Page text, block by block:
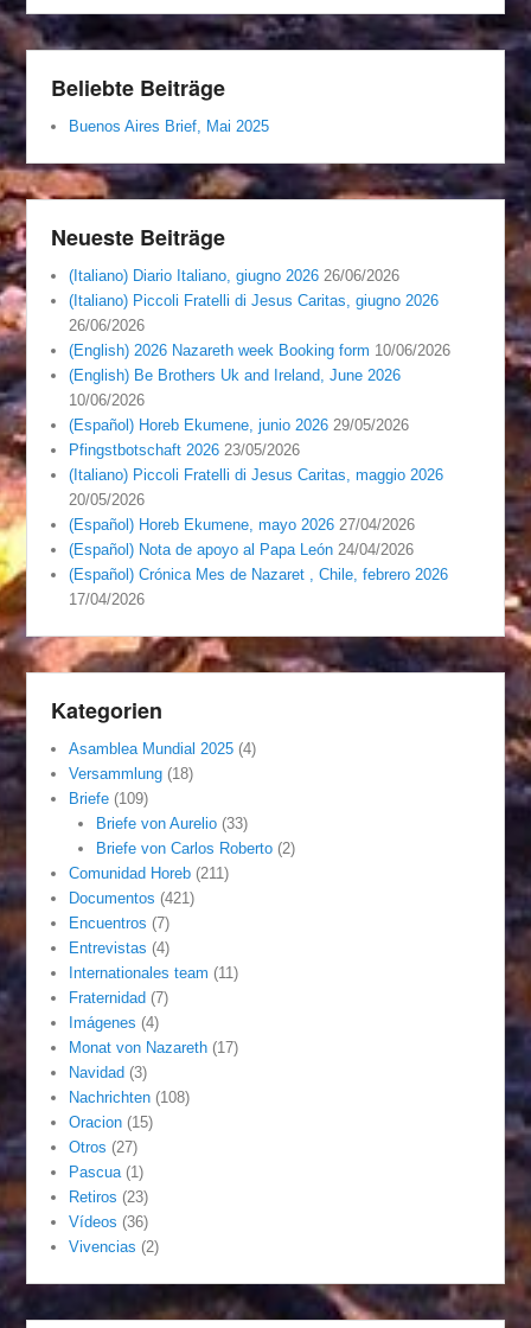
Beliebte Beiträge
Buenos Aires Brief, Mai 2025
Neueste Beiträge
(Italiano) Diario Italiano, giugno 2026 26/06/2026
(Italiano) Piccoli Fratelli di Jesus Caritas, giugno 2026
26/06/2026
(English) 2026 Nazareth week Booking form 10/06/2026
(English) Be Brothers Uk and Ireland, June 2026
10/06/2026
(Español) Horeb Ekumene, junio 2026 29/05/2026
Pfingstbotschaft 2026 23/05/2026
(Italiano) Piccoli Fratelli di Jesus Caritas, maggio 2026
20/05/2026
(Español) Horeb Ekumene, mayo 2026 27/04/2026
(Español) Nota de apoyo al Papa León 24/04/2026
(Español) Crónica Mes de Nazaret , Chile, febrero 2026
17/04/2026
Kategorien
Asamblea Mundial 2025 (4)
Versammlung (18)
Briefe (109)
Briefe von Aurelio(33)
Briefe von Carlos Roberto(2)
Comunidad Horeb (211)
Documentos (421)
Encuentros (7)
Entrevistas (4)
Internationales team (11)
Fraternidad (7)
Imágenes (4)
Monat von Nazareth (17)
Navidad (3)
Nachrichten (108)
Oracion (15)
Otros (27)
Pascua (1)
Retiros (23)
Vídeos (36)
Vivencias (2)